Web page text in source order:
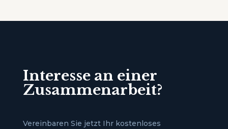
Interesse an einer
Zusammenarbeit?
Vereinbaren Sie jetzt Ihr kostenloses